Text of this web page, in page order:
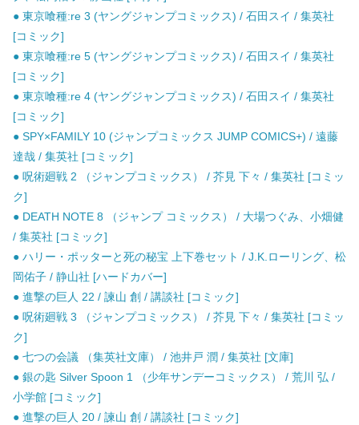
● 東京喰種:re 3 (ヤングジャンプコミックス) / 石田スイ / 集英社
[コミック]
● 東京喰種:re 5 (ヤングジャンプコミックス) / 石田スイ / 集英社
[コミック]
● 東京喰種:re 4 (ヤングジャンプコミックス) / 石田スイ / 集英社
[コミック]
● SPY×FAMILY 10 (ジャンプコミックス JUMP COMICS+) / 遠藤
達哉 / 集英社 [コミック]
● 呪術廻戦 2 （ジャンプコミックス） / 芥見 下々 / 集英社 [コミッ
ク]
● DEATH NOTE 8 （ジャンプ コミックス） / 大場つぐみ、小畑健
/ 集英社 [コミック]
● ハリー・ポッターと死の秘宝 上下巻セット / J.K.ローリング、松
岡佑子 / 静山社 [ハードカバー]
● 進撃の巨人 22 / 諫山 創 / 講談社 [コミック]
● 呪術廻戦 3 （ジャンプコミックス） / 芥見 下々 / 集英社 [コミッ
ク]
● 七つの会議 （集英社文庫） / 池井戸 潤 / 集英社 [文庫]
● 銀の匙 Silver Spoon 1 （少年サンデーコミックス） / 荒川 弘 /
小学館 [コミック]
● 進撃の巨人 20 / 諫山 創 / 講談社 [コミック]